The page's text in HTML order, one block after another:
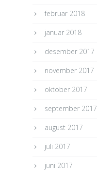
februar 2018
januar 2018
desember 2017
november 2017
oktober 2017
september 2017
august 2017
juli 2017
juni 2017